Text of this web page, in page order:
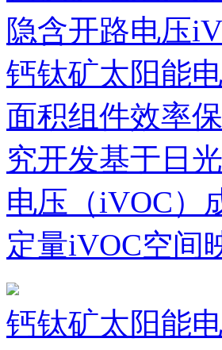
隐含开路电压
钙钛矿太阳能
面积组件效率
究开发基于日
电压（iVOC）
定量iVOC空间
钙钛矿太阳能